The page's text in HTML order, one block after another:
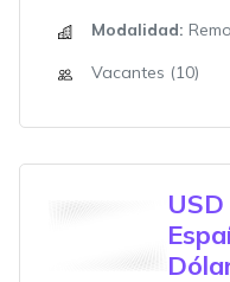
Modalidad:
Vacantes (10)